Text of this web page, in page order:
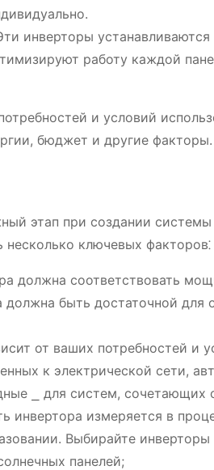
инверторы
работу каждой
и условий
бюджет и другие факторы.
этап при создании
ключевых факторов⁚
должна соответствовать
быть достаточной для
от ваших потребностей и
к электрической сети,
⎯ для систем, сочетающих
инвертора измеряется в
Выбирайте
панелей;